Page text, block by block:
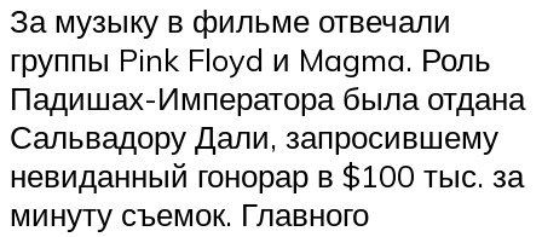
За музыку в фильме отвечали
группы Pink Floyd и Magma. Роль
Падишах-Императора была отдана
Сальвадору Дали, запросившему
невиданный гонорар в $100 тыс. за
минуту съемок. Главного